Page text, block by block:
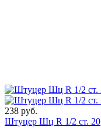
238 руб.
Штуцер Шц R 1/2 ст. 20